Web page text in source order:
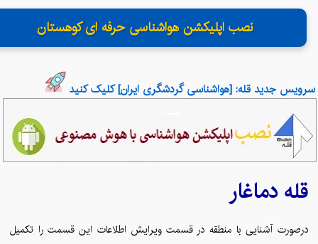
نصب اپلیکشن هواشناسی حرفه ای کوهستان
سرویس جدید قله: [هواشناسی گردشگری ایران] کلیک کنید
قلهدماغار
درصورت آشنایی با منطقه در قسمت ویرایش اطلاعات این قسمت را تکمیل